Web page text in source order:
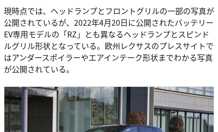
現時点では、ヘッドランプとフロントグリルの一部の写真が
公開されているが、2022年4月20日に公開されたバッテリー
EV専用モデルの「RZ」とも異なるヘッドランプとスピンド
ルグリル形状となっている。欧州レクサスのプレスサイトで
はアンダースポイラーやエアインテーク形状までわかる写真
が公開されている。